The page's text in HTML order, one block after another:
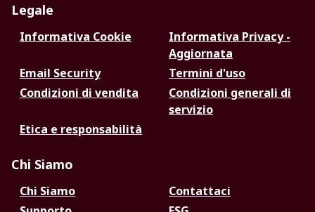
Legale
Informativa Cookie
Informativa Privacy -
Aggiornata
Email Security
Termini d'uso
Condizioni di vendita
Condizioni generali di
servizio
Etica e responsabilità
Chi Siamo
Chi Siamo
Contattaci